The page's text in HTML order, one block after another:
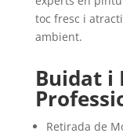
toc fresc i
ambient.
Buidat i
Retirada de